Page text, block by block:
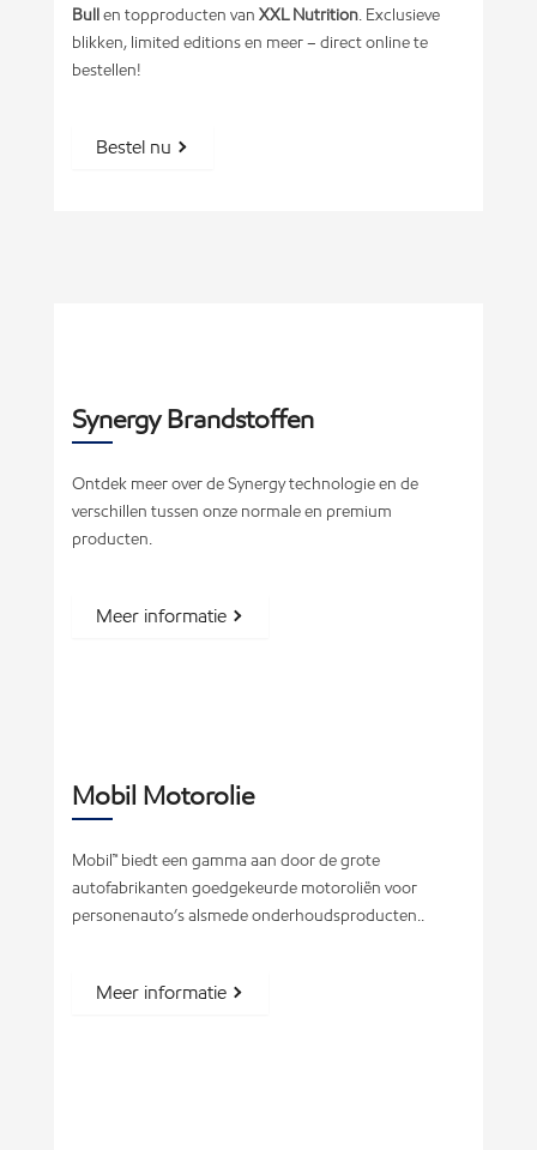
Bullen topproducten van XXL Nutrition. Exclusieve
blikken, limited editions en meer – direct online te
bestellen!
Bestel nu
Synergy Brandstoffen
Ontdek meer over de Synergy technologie en de
verschillen tussen onze normale en premium
producten.
Meer informatie
Mobil Motorolie
Mobil™ biedt een gamma aan door de grote
autofabrikanten goedgekeurde motoroliën voor
personenauto’s alsmede onderhoudsproducten..
Meer informatie